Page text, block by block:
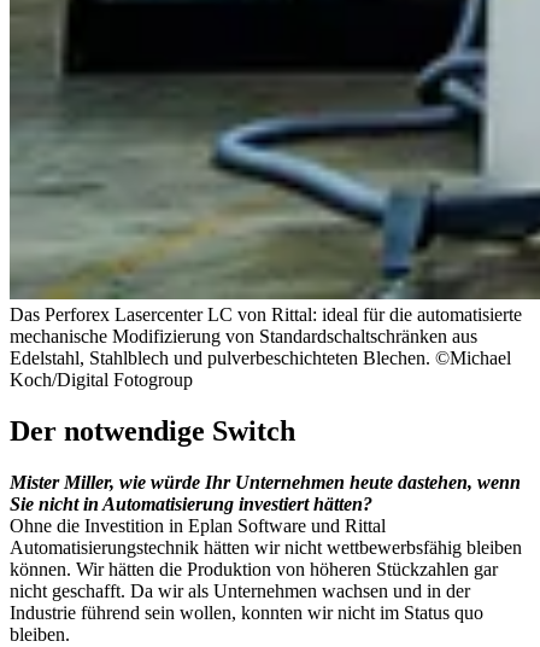
Das Perforex Lasercenter LC von Rittal: ideal für die automatisierte
mechanische Modifizierung von Standardschaltschränken aus
Edelstahl, Stahlblech und pulverbeschichteten Blechen. ©Michael
Koch/Digital Fotogroup
Der notwendige Switch
Mister Miller, wie würde Ihr Unternehmen heute dastehen, wenn
Sie nicht in Automatisierung investiert hätten?
Ohne die Investition in Eplan Software und Rittal
Automatisierungstechnik hätten wir nicht wettbewerbsfähig bleiben
können. Wir hätten die Produktion von höheren Stückzahlen gar
nicht geschafft. Da wir als Unternehmen wachsen und in der
Industrie führend sein wollen, konnten wir nicht im Status quo
bleiben.